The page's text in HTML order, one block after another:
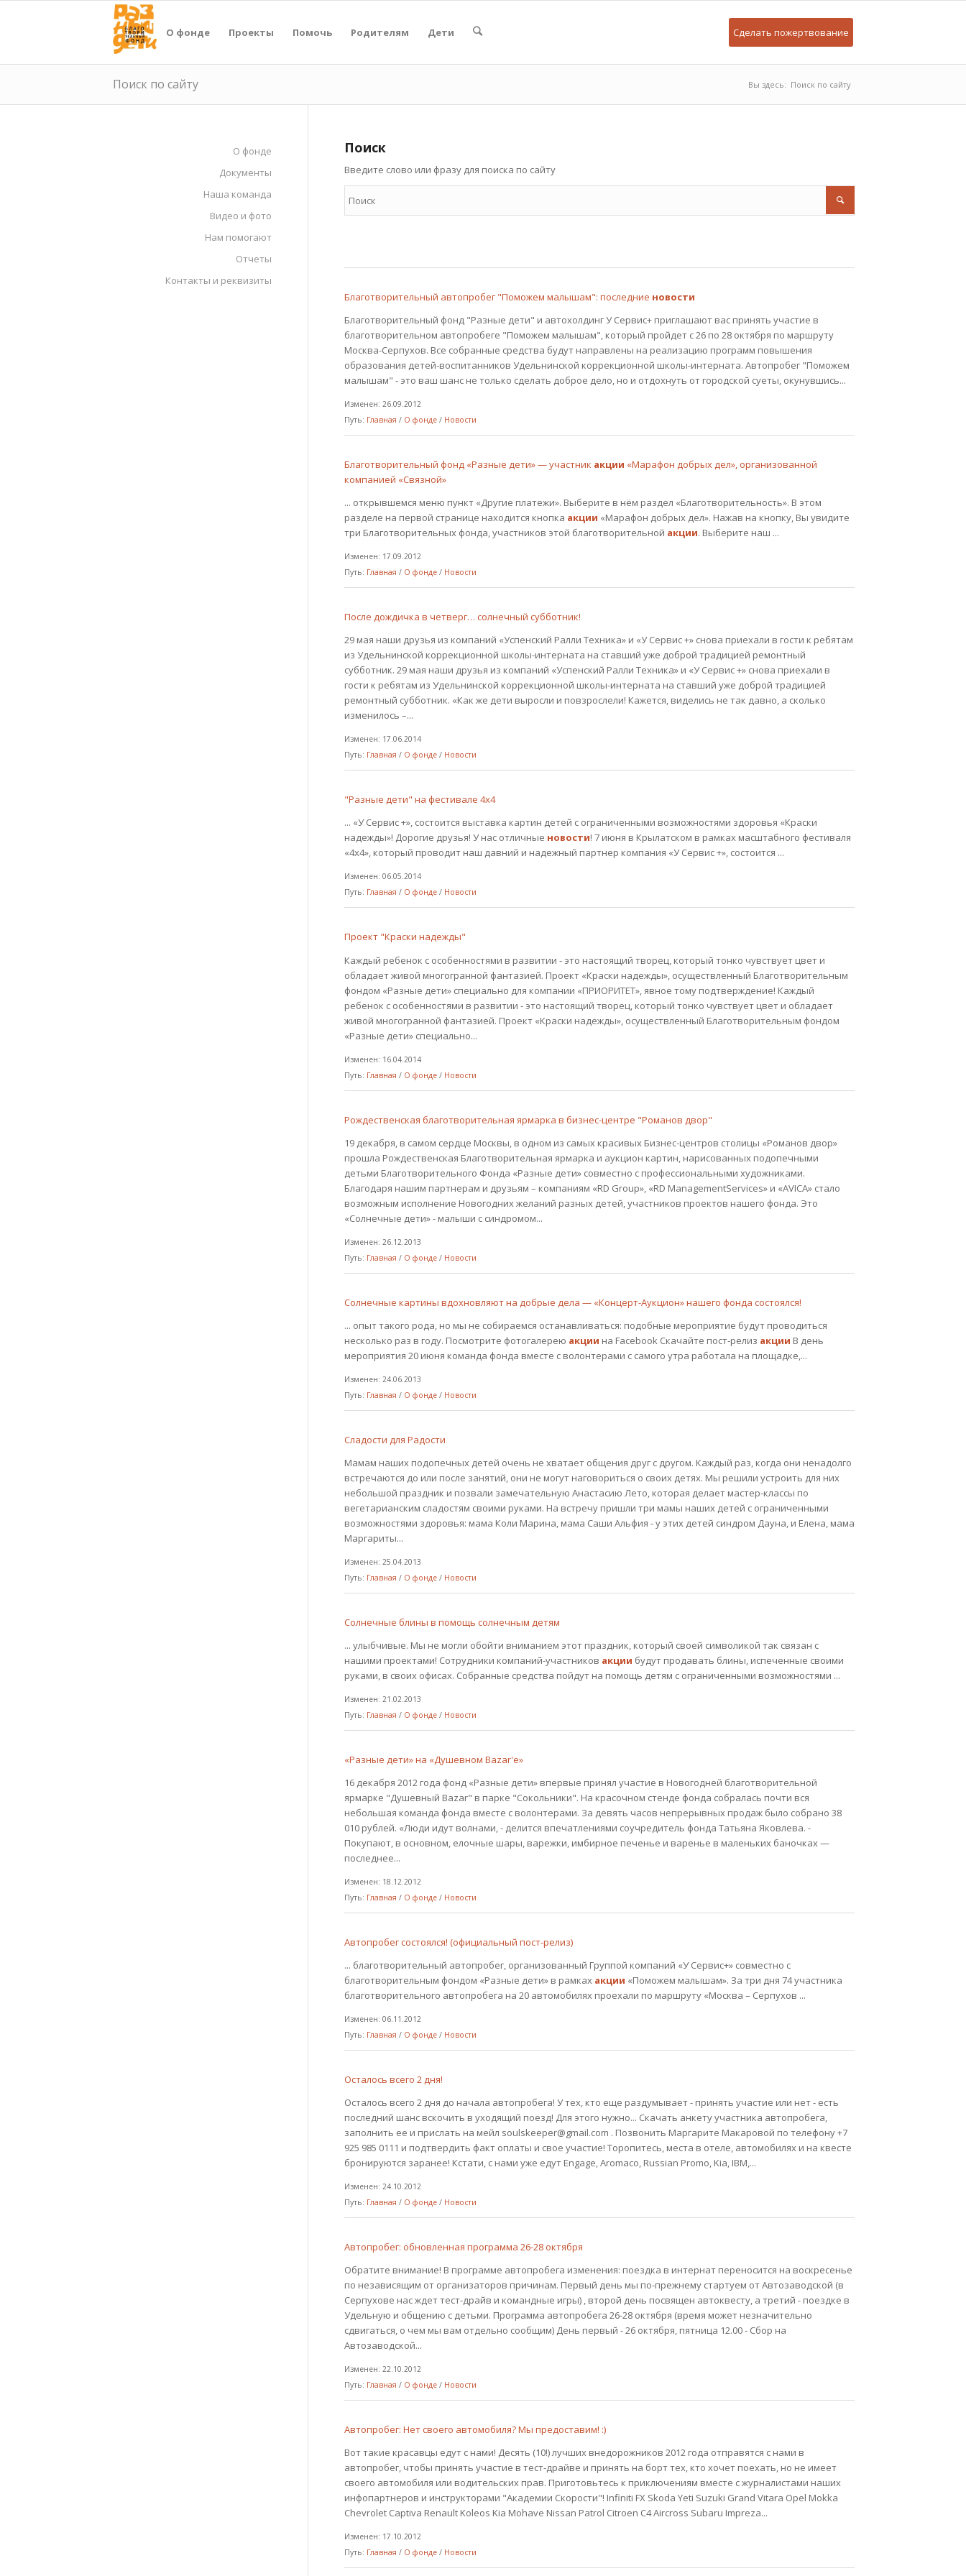
О фонде Проекты Помочь Родителям Дети Сделать пожертвование
Поиск по сайту Вы здесь: Поиск по сайту
О фонде
Документы
Наша команда
Видео и фото
Нам помогают
Отчеты
Контакты и реквизиты
Поиск
Введите слово или фразу для поиска по сайту
Благотворительный автопробег "Поможем малышам": последние новости
Благотворительный фонд "Разные дети" и автохолдинг У Сервис+ приглашают вас принять участие в
благотворительном автопробеге "Поможем малышам", который пройдет с 26 по 28 октября по маршруту
Москва-Серпухов. Все собранные средства будут направлены на реализацию программ повышения
образования детей-воспитанников Удельнинской коррекционной школы-интерната. Автопробег "Поможем
малышам" - это ваш шанс не только сделать доброе дело, но и отдохнуть от городской суеты, окунувшись...
Изменен: 26.09.2012
Путь: Главная / О фонде / Новости
Благотворительный фонд «Разные дети» — участник акции «Марафон добрых дел», организованной
компанией «Связной»
... открывшемся меню пункт «Другие платежи». Выберите в нём раздел «Благотворительность». В этом
разделе на первой странице находится кнопка акции «Марафон добрых дел». Нажав на кнопку, Вы увидите
три Благотворительных фонда, участников этой благотворительной акции. Выберите наш ...
Изменен: 17.09.2012
Путь: Главная / О фонде / Новости
После дождичка в четверг… солнечный субботник!
29 мая наши друзья из компаний «Успенский Ралли Техника» и «У Сервис +» снова приехали в гости к ребятам
из Удельнинской коррекционной школы-интерната на ставший уже доброй традицией ремонтный
субботник. 29 мая наши друзья из компаний «Успенский Ралли Техника» и «У Сервис +» снова приехали в
гости к ребятам из Удельнинской коррекционной школы-интерната на ставший уже доброй традицией
ремонтный субботник. «Как же дети выросли и повзрослели! Кажется, виделись не так давно, а сколько
изменилось –...
Изменен: 17.06.2014
Путь: Главная / О фонде / Новости
"Разные дети" на фестивале 4х4
... «У Сервис +», состоится выставка картин детей с ограниченными возможностями здоровья «Краски
надежды»! Дорогие друзья! У нас отличные новости! 7 июня в Крылатском в рамках масштабного фестиваля
«4х4», который проводит наш давний и надежный партнер компания «У Сервис +», состоится ...
Изменен: 06.05.2014
Путь: Главная / О фонде / Новости
Проект "Краски надежды"
Каждый ребенок с особенностями в развитии - это настоящий творец, который тонко чувствует цвет и
обладает живой многогранной фантазией. Проект «Краски надежды», осуществленный Благотворительным
фондом «Разные дети» специально для компании «ПРИОРИТЕТ», явное тому подтверждение! Каждый
ребенок с особенностями в развитии - это настоящий творец, который тонко чувствует цвет и обладает
живой многогранной фантазией. Проект «Краски надежды», осуществленный Благотворительным фондом
«Разные дети» специально...
Изменен: 16.04.2014
Путь: Главная / О фонде / Новости
Рождественская благотворительная ярмарка в бизнес-центре "Романов двор"
19 декабря, в самом сердце Москвы, в одном из самых красивых Бизнес-центров столицы «Романов двор»
прошла Рождественская Благотворительная ярмарка и аукцион картин, нарисованных подопечными
детьми Благотворительного Фонда «Разные дети» совместно с профессиональными художниками.
Благодаря нашим партнерам и друзьям – компаниям «RD Group», «RD ManagementServices» и «AVICA» стало
возможным исполнение Новогодних желаний разных детей, участников проектов нашего фонда. Это
«Солнечные дети» - малыши с синдромом...
Изменен: 26.12.2013
Путь: Главная / О фонде / Новости
Солнечные картины вдохновляют на добрые дела — «Концерт-Аукцион» нашего фонда состоялся!
... опыт такого рода, но мы не собираемся останавливаться: подобные мероприятие будут проводиться
несколько раз в году. Посмотрите фотогалерею акции на Facebook Скачайте пост-релиз акции В день
мероприятия 20 июня команда фонда вместе с волонтерами с самого утра работала на площадке,...
Изменен: 24.06.2013
Путь: Главная / О фонде / Новости
Сладости для Радости
Мамам наших подопечных детей очень не хватает общения друг с другом. Каждый раз, когда они ненадолго
встречаются до или после занятий, они не могут наговориться о своих детях. Мы решили устроить для них
небольшой праздник и позвали замечательную Анастасию Лето, которая делает мастер-классы по
вегетарианским сладостям своими руками. На встречу пришли три мамы наших детей с ограниченными
возможностями здоровья: мама Коли Марина, мама Саши Альфия - у этих детей синдром Дауна, и Елена, мама
Маргариты...
Изменен: 25.04.2013
Путь: Главная / О фонде / Новости
Солнечные блины в помощь солнечным детям
... улыбчивые. Мы не могли обойти вниманием этот праздник, который своей символикой так связан с
нашими проектами! Сотрудники компаний-участников акции будут продавать блины, испеченные своими
руками, в своих офисах. Собранные средства пойдут на помощь детям с ограниченными возможностями ...
Изменен: 21.02.2013
Путь: Главная / О фонде / Новости
«Разные дети» на «Душевном Bazar'е»
16 декабря 2012 года фонд «Разные дети» впервые принял участие в Новогодней благотворительной
ярмарке "Душевный Bazar" в парке "Сокольники". На красочном стенде фонда собралась почти вся
небольшая команда фонда вместе с волонтерами. За девять часов непрерывных продаж было собрано 38
010 рублей. «Люди идут волнами, - делится впечатлениями соучредитель фонда Татьяна Яковлева. -
Покупают, в основном, елочные шары, варежки, имбирное печенье и варенье в маленьких баночках —
последнее...
Изменен: 18.12.2012
Путь: Главная / О фонде / Новости
Автопробег состоялся! (официальный пост-релиз)
... благотворительный автопробег, организованный Группой компаний «У Сервис+» совместно с
благотворительным фондом «Разные дети» в рамках акции «Поможем малышам». За три дня 74 участника
благотворительного автопробега на 20 автомобилях проехали по маршруту «Москва – Серпухов ...
Изменен: 06.11.2012
Путь: Главная / О фонде / Новости
Осталось всего 2 дня!
Осталось всего 2 дня до начала автопробега! У тех, кто еще раздумывает - принять участие или нет - есть
последний шанс вскочить в уходящий поезд! Для этого нужно... Скачать анкету участника автопробега,
заполнить ее и прислать на мейл soulskeeper@gmail.com . Позвонить Маргарите Макаровой по телефону +7
925 985 0111 и подтвердить факт оплаты и свое участие! Торопитесь, места в отеле, автомобилях и на квесте
бронируются заранее! Кстати, с нами уже едут Engage, Aromaco, Russian Promo, Kia, IBM,...
Изменен: 24.10.2012
Путь: Главная / О фонде / Новости
Автопробег: обновленная программа 26-28 октября
Обратите внимание! В программе автопробега изменения: поездка в интернат переносится на воскресенье
по независящим от организаторов причинам. Первый день мы по-прежнему стартуем от Автозаводской (в
Серпухове нас ждет тест-драйв и командные игры) , второй день посвящен автоквесту, а третий - поездке в
Удельную и общению с детьми. Программа автопробега 26-28 октября (время может незначительно
сдвигаться, о чем мы вам отдельно сообщим) День первый - 26 октября, пятница 12.00 - Сбор на
Автозаводской...
Изменен: 22.10.2012
Путь: Главная / О фонде / Новости
Автопробег: Нет своего автомобиля? Мы предоставим! :)
Вот такие красавцы едут с нами! Десять (10!) лучших внедорожников 2012 года отправятся с нами в
автопробег, чтобы принять участие в тест-драйве и принять на борт тех, кто хочет поехать, но не имеет
своего автомобиля или водительских прав. Приготовьтесь к приключениям вместе с журналистами наших
инфопартнеров и инструкторами "Академии Скорости"! Infiniti FX Skoda Yeti Suzuki Grand Vitara Opel Mokka
Chevrolet Captiva Renault Koleos Kia Mohave Nissan Patrol Citroen C4 Aircross Subaru Impreza...
Изменен: 17.10.2012
Путь: Главная / О фонде / Новости